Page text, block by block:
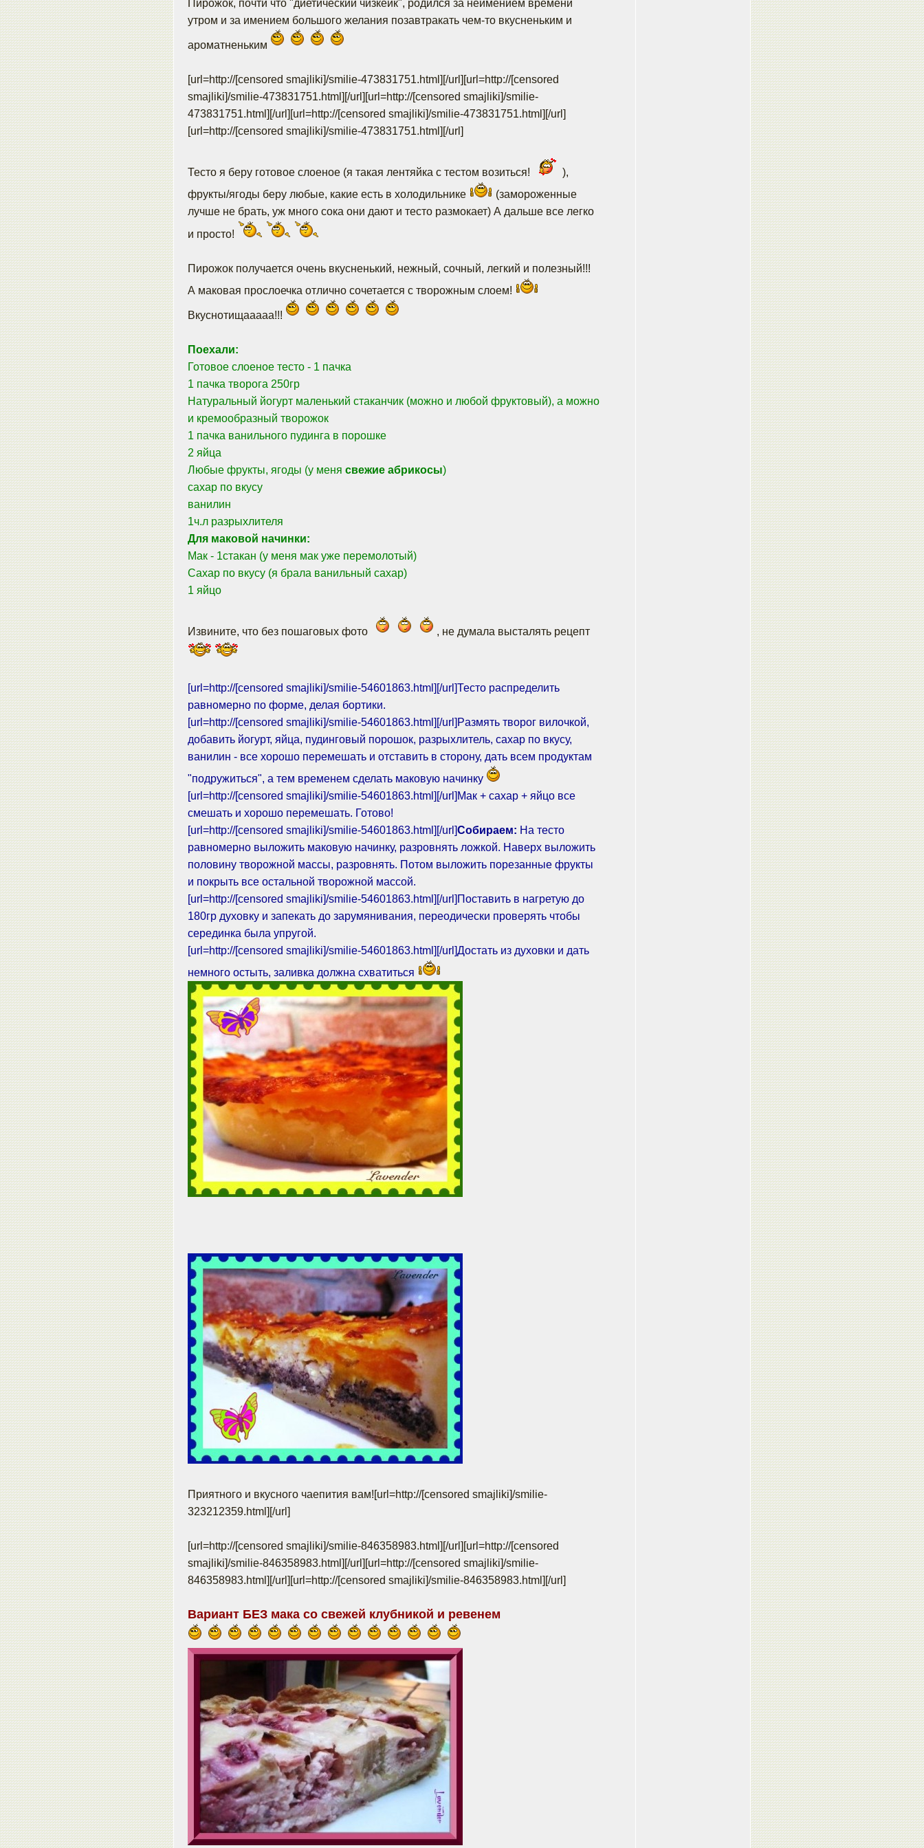
Пирожок, почти что "диетический чизкейк", родился за неимением времени
утром и за имением большого желания позавтракать чем-то вкусненьким и
ароматненьким
[url=http://[censored smajliki]/smilie-473831751.html] [/url][url=http://[censored
smajliki]/smilie-473831751.html] [/url][url=http://[censored smajliki]/smilie-
473831751.html] [/url][url=http://[censored smajliki]/smilie-473831751.html] [/url]
[url=http://[censored smajliki]/smilie-473831751.html] [/url]
Тесто я беру готовое слоеное (я такая лентяйка с тестом возиться!
),
фрукты/ягоды беру любые, какие есть в холодильнике
(замороженные
лучше не брать, уж много сока они дают и тесто размокает) А дальше все легко
и просто!
Пирожок получается очень вкусненький, нежный, сочный, легкий и полезный!!!
А маковая прослоечка отлично сочетается с творожным слоем!
Вкуснотищааааа!!!
Поехали:
Готовое слоеное тесто - 1 пачка
1 пачка творога 250гр
Натуральный йогурт маленький стаканчик (можно и любой фруктовый), а можно
и кремообразный творожок
1 пачка ванильного пудинга в порошке
2 яйца
Любые фрукты, ягоды (у меня свежие абрикосы)
сахар по вкусу
ванилин
1ч.л разрыхлителя
Для маковой начинки:
Мак - 1стакан (у меня мак уже перемолотый)
Сахар по вкусу (я брала ванильный сахар)
1 яйцо
Извините, что без пошаговых фото , не думала высталять рецепт
[url=http://[censored smajliki]/smilie-54601863.html] [/url]Тесто распределить
равномерно по форме, делая бортики.
[url=http://[censored smajliki]/smilie-54601863.html] [/url]Pазмять творог вилочкой,
добавить йогурт, яйца, пудинговый порошок, разрыхлитель, сахар по вкусу,
ванилин - все хорошо перемешать и отставить в сторону, дать всем продуктам
"подружиться", а тем временем сделать маковую начинку
[url=http://[censored smajliki]/smilie-54601863.html] [/url]Мак + сахар + яйцо все
смешать и хорошо перемешать. Готово!
[url=http://[censored smajliki]/smilie-54601863.html] [/url]Собираем: На тесто
равномерно выложить маковую начинку, разровнять ложкой. Наверх выложить
половину творожной массы, разровнять. Потом выложить порезанные фрукты
и покрыть все остальной творожной массой.
[url=http://[censored smajliki]/smilie-54601863.html] [/url]Поставить в нагретую до
180гр духовку и запекать до зарумянивания, переодически проверять чтобы
серединка была упругой.
[url=http://[censored smajliki]/smilie-54601863.html] [/url]Достать из духовки и дать
немного остыть, заливка должнa схватиться
Приятного и вкусного чаепития вам![url=http://[censored smajliki]/smilie-
323212359.html] [/url]
[url=http://[censored smajliki]/smilie-846358983.html] [/url][url=http://[censored
smajliki]/smilie-846358983.html] [/url][url=http://[censored smajliki]/smilie-
846358983.html] [/url][url=http://[censored smajliki]/smilie-846358983.html] [/url]
Вариант БЕЗ мака со свежей клубникой и ревенем